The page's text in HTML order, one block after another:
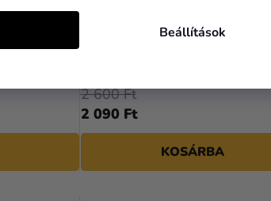
Beállítások
2 090 Ft
2 600 Ft
KOSÁRBA